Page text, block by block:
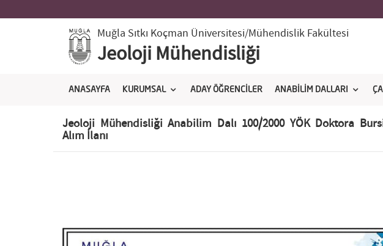
Muğla Sıtkı Koçman Üniversitesi/Mühendislik Fakültesi
Jeoloji Mühendisliği
ANASAYFA KURUMSAL ADAY ÖĞRENCİLER ANABİLİM DALLARI
Jeoloji Mühendisliği Anabilim Dalı 100/2000 YÖK Doktora
Alım İlanı